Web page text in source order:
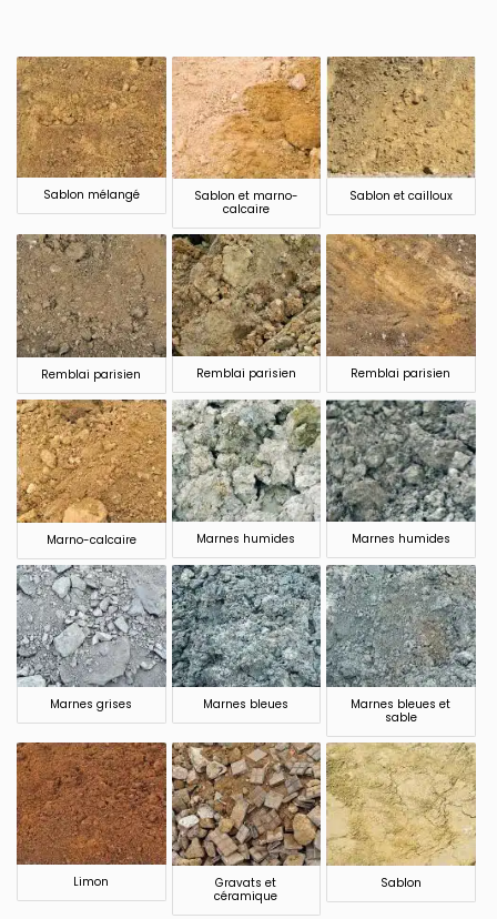
Sablon mélangé
Sablon et marno-
calcaire
Sablon et cailloux
Remblai parisien Remblai parisien Remblai parisien
Marno-calcaire Marnes humides Marnes humides
Marnes grises Marnes bleues
Marnes bleues et
sable
Limon
Gravats et
céramique
Sablon